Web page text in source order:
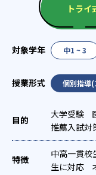
トライ
中1 ~ 3
個別指導
大学受験
推薦入試対
私大対策
中高一貫校
生に対応